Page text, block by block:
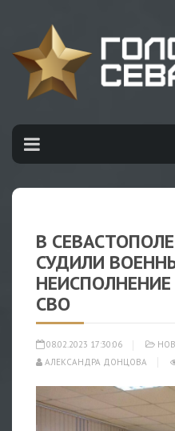
В
СУДИЛИ
СВО
08.02.2023 17:30:06
АЛЕКСАНДРА ДОНЦОВА